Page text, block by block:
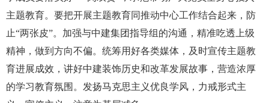
主题教育。要把开展主题教育同推动中心工作结合起来，防
止“两张皮”。加强与中建集团指导组的沟通，精准吃透上级
精神，做到方向不偏。统筹用好各类媒体，及时宣传主题教
育进展成效，讲好中建装饰历史和改革发展故事，营造浓厚
的学习教育氛围。发扬马克思主义优良学风，力戒形式主